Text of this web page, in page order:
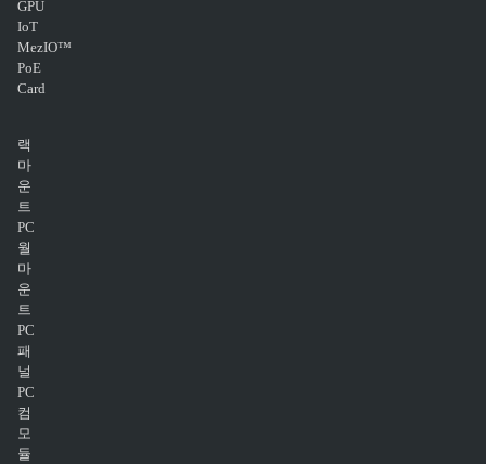
GPU
IoT
MezIO™
PoE
Card
랙
마
운
트
PC
월
마
운
트
PC
패
널
PC
컴
모
듈